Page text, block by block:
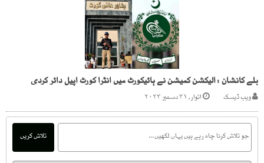
بلے کانشان : الیکشن کمیشن نے ہائیکورٹ میں انٹرا کورٹ اپیل دائر کردی
ویب ڈیسک اتوار, ۳۱ دسمبر ۲۰۲۳
تلاش کریں